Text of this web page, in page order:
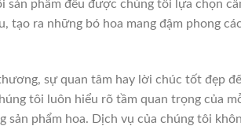
phẩm đều được chúng tôi lựa chọn
tạo ra những bó hoa mang đậm phong
sự quan tâm hay lời chúc tốt đẹp
tôi luôn hiểu rõ tầm quan trọng của
sản phẩm hoa. Dịch vụ của chúng tôi